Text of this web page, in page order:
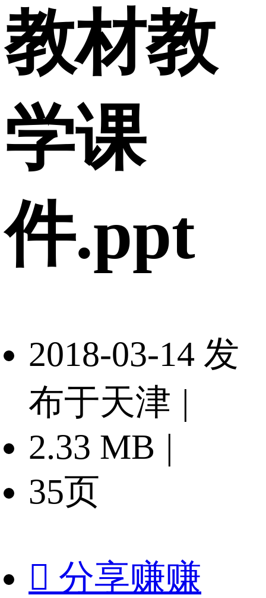
教材教
学课
件.ppt
2018-03-14 发
布于天津 |
2.33 MB |
35页
 分享赚赚